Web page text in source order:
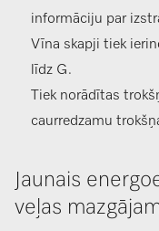
informāciju par
Vīna skapji tiek
līdz G.
Tiek norādītas
caurredzamu
Jaunais
veļas